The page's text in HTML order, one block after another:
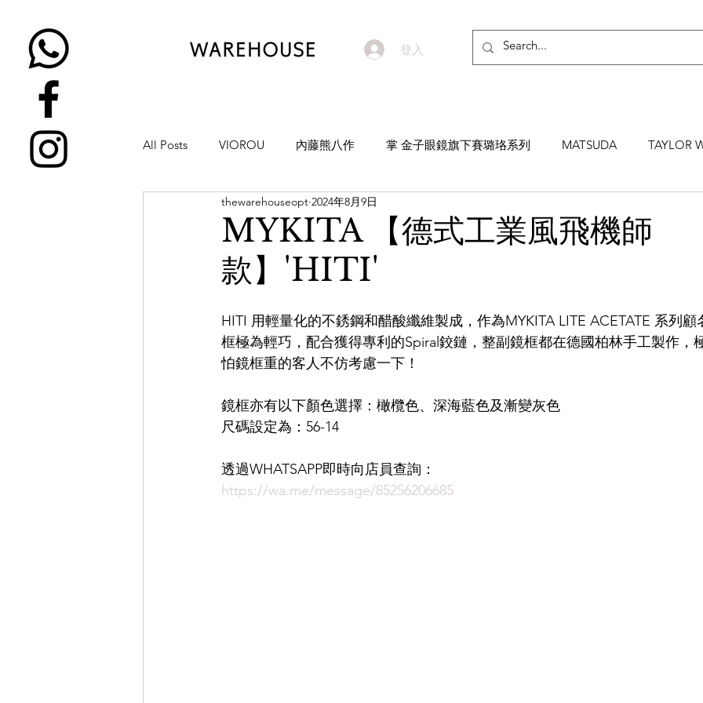
登入
All Posts VIOROU 內藤熊八作 掌 金子眼鏡旗下賽璐珞系列 MATSUDA TAYLOR
NATIVE SONS EYEVAN7285
YUICHI TOYAMA KAMEMANNEN
H-FUSION JULIUS TART OPTICAL AKIRA AND SONS DITA 10EYEVAN
OG X OLIVER GOLDSMITH LUNOR 杉本圭
EFFECTOR
MYKITA 【德式工業風飛機師
款】'HITI'
thewarehouseopt 2024年8月9日
HITI 用輕量化的不銹鋼和醋酸纖維製成，作為MYKITA LITE ACETATE 系列
框極為輕巧，配合獲得專利的Spiral鉸鏈，整副鏡框都在德國柏林手工製作，
怕鏡框重的客人不仿考慮一下！
鏡框亦有以下顏色選擇：橄欖色、深海藍色及漸變灰色
尺碼設定為：56-14
透過WHATSAPP即時向店員查詢：
https://wa.me/message/85256206685